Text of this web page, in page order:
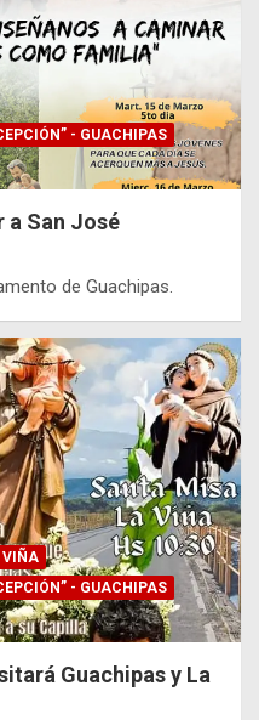
- GUACHIPAS
a San José
de Guachipas.
VIÑA
- GUACHIPAS
Guachipas y La